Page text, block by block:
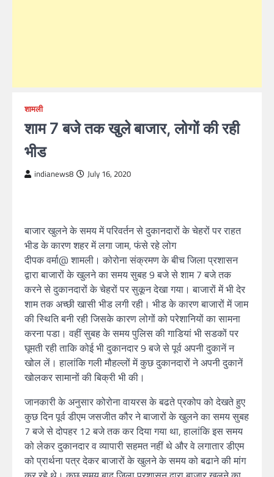
शामली
शाम 7 बजे तक खुले बाजार, लोगों की रही
भीड
indianews8 July 16, 2020
बाजार खुलने के समय में परिवर्तन से दुकानदारों के चेहरों पर राहत
भीड के कारण शहर में लगा जाम, फंसे रहे लोग
दीपक वर्मा@ शामली। कोरोना संक्रमण के बीच जिला प्रशासन
द्वारा बाजारों के खुलने का समय सुबह 9 बजे से शाम 7 बजे तक
करने से दुकानदारों के चेहरों पर सुकून देखा गया। बाजारों में भी देर
शाम तक अच्छी खासी भीड लगी रही। भीड के कारण बाजारों में जाम
की स्थिति बनी रही जिसके कारण लोगों को परेशानियों का सामना
करना पडा। वहीं सुबह के समय पुलिस की गाडियां भी सडकों पर
घूमती रही ताकि कोई भी दुकानदार 9 बजे से पूर्व अपनी दुकानें न
खोल लें। हालांकि गली मौहल्लों में कुछ दुकानदारों ने अपनी दुकानें
खोलकर सामानों की बिक्री भी की।
जानकारी के अनुसार कोरोना वायरस के बढते प्रकोप को देखते हुए
कुछ दिन पूर्व डीएम जसजीत कौर ने बाजारों के खुलने का समय सुबह
7 बजे से दोपहर 12 बजे तक कर दिया गया था, हालांकि इस समय
को लेकर दुकानदार व व्यापारी सहमत नहीं थे और वे लगातार डीएम
को प्रार्थना पत्र देकर बाजारों के खुलने के समय को बढाने की मांग